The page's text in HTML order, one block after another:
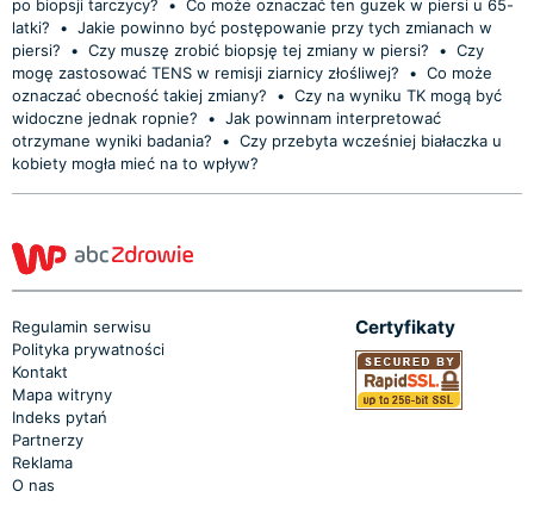
po biopsji tarczycy?
• Co może oznaczać ten guzek w piersi u 65-
latki?
• Jakie powinno być postępowanie przy tych zmianach w
piersi?
• Czy muszę zrobić biopsję tej zmiany w piersi? • Czy
mogę zastosować TENS w remisji ziarnicy złośliwej?
• Co może
oznaczać obecność takiej zmiany?
• Czy na wyniku TK mogą być
widoczne jednak ropnie?
• Jak powinnam interpretować
otrzymane wyniki badania?
• Czy przebyta wcześniej białaczka u
kobiety mogła mieć na to wpływ?
Regulamin serwisu
Polityka prywatności
Kontakt
Mapa witryny
Indeks pytań
Partnerzy
Reklama
O nas
Certyfikaty